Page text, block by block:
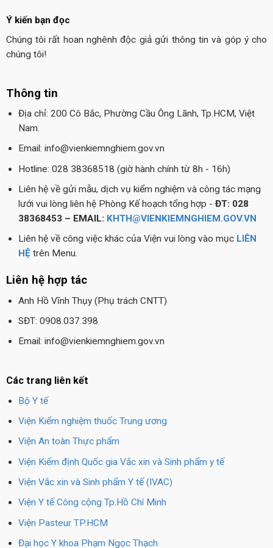
Ý kiến bạn đọc
Chúng tôi rất hoan nghênh độc giả gửi thông tin và góp ý cho
chúng tôi!
Thông tin
Địa chỉ: 200 Cô Bắc, Phường Cầu Ông Lãnh, Tp.HCM, Việt
Nam.
Email: info@vienkiemnghiem.gov.vn
Hotline: 028 38368518 (giờ hành chính từ 8h - 16h)
Liên hệ về gửi mẫu, dịch vụ kiểm nghiệm và công tác mạng
lưới vui lòng liên hệ Phòng Kế hoạch tổng hợp - ĐT: 028
38368453 – EMAIL: KHTH@VIENKIEMNGHIEM.GOV.VN
Liên hệ về công việc khác của Viện vui lòng vào mục LIÊN
HỆtrên Menu.
Liên hệ hợp tác
Anh Hồ Vĩnh Thụy (Phụ trách CNTT)
SĐT: 0908.037.398
Email: info@vienkiemnghiem.gov.vn
Các trang liên kết
Bộ Y tế
Viện Kiểm nghiệm thuốc Trung ương
Viện An toàn Thực phẩm
Viện Kiểm định Quốc gia Vắc xin và Sinh phẩm y tế
Viện Vắc xin và Sinh phẩm Y tế (IVAC)
Viện Y tế Công cộng Tp.Hồ Chí Minh
Viện Pasteur TP.HCM
Đại học Y khoa Phạm Ngọc Thạch